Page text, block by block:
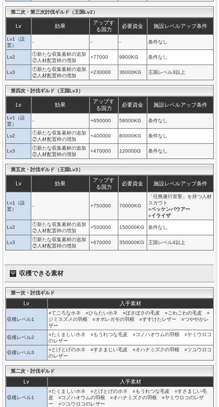
第二次・第三次討伐ギルド（王国Lv2）
Lv 効果
アップす
る国力
必要資金 施設レベルアップ条件
Lv1（設
置）
- - - 条件なし
Lv2
①新たな収集素材の追加
②人材配置枠の増加
+77000 9800KG 条件なし
Lv3
①新たな収集素材の追加
②人材配置枠の増加
+230000 36000KG 王国レベル3以上
第四次・討伐ギルド（王国Lv3）
Lv 効果
アップす
る国力
必要資金 施設レベルアップ条件
Lv1（設
置）
- +650000 58000KG 条件なし
Lv2
①新たな収集素材の追加
②人材配置枠の増加
+400000 80000KG 条件なし
Lv3
①新たな収集素材の追加
②人材配置枠の増加
+470000 120000G 条件なし
第五次・討伐ギルド（王国Lv3）
Lv 効果
アップす
る国力
必要資金 施設レベルアップ条件
Lv1（設
置）
- +750000 70000KG
「任務遂行宣誓」を持つ人材
スカウト
○ベッケンバウアー
○イライザ
Lv2
①新たな収集素材の追加
②人材配置枠の増加
+500000 150000KG 条件なし
Lv3
①新たな収集素材の追加
②人材配置枠の増加
+670000 350000KG 王国レベル4以上
収穫できる素材
第一次・討伐ギルド
Lv 入手素材
収穫レベル1
○てごろなホネ ○ひらたいホネ ○ぼさぼさの毛皮 ○ごわごわの毛皮 ○
ジミスズメの羽根 ○オボレガモの羽根 ○すすけたレザー ○つややかレ
ザー
収穫レベル2
○たくましいホネ ○もうれつな毛皮 ○コノハオウムの羽根 ○ヤミウロコ
のレザー
収穫レベル3
○とげとげのホネ ○すさまじい毛皮 ○オハナミズクの羽根 ○ツユウロコ
のレザー
第二次・討伐ギルド
Lv 入手素材
収穫レベル1
○たくましいホネ ○とげとげのホネ ○もうれつな毛皮 ○すさまじい毛
皮 ○コノハオウムの羽根 ○オハナミズクの羽根 ○ヤミウロコのレザ
ー ○ツユウロコのレザー